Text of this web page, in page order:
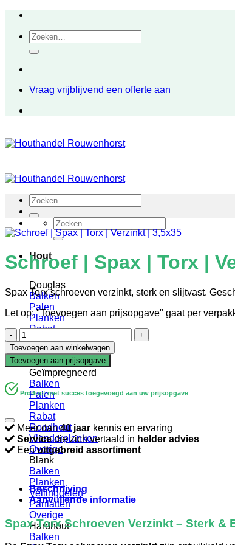
inhoudZoeken
naar:
Vraag vrijblijvend een offerte aan
Zoeken
naar:
Hout
Douglas
Balken
Palen
Planken
Rabat
Verbindingen
Vlonderplanken
Gevelbekleding
Geïmpregneerd
Balken
Palen
Planken
Rabat
Rondhout
Vlonderplanken
Overige
Blank
Balken
Planken
Vellingdelen
Panlatten
Overige
Hardhout
Balken
Zoeken
naar:
Schroef | Spax | Torx |
Spax Torx schroeven verzinkt, sterk en slijtvast.
Let op: "Toevoegen aan prijsopgave" gaat per
Schroef
|
Spax
|
Torx
Verzinkt
3,5x35
aantal
Toevoegen aan winkelwagen
Toevoegen aan prijsopgave
Product met succes toegevoegd aan uw prijsopgave
Meer dan40 jaar kennis en ervaring
Servicedie zich vertaald in helder advies
Eenuitgebreid assortiment
Beschrijving
Aanvullende informatie
Spax Torx Schroeven Verzinkt – Sterk